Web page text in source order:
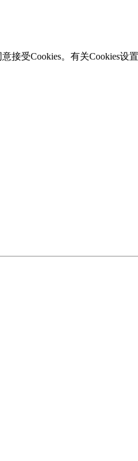
受Cookies。有关Cookies设